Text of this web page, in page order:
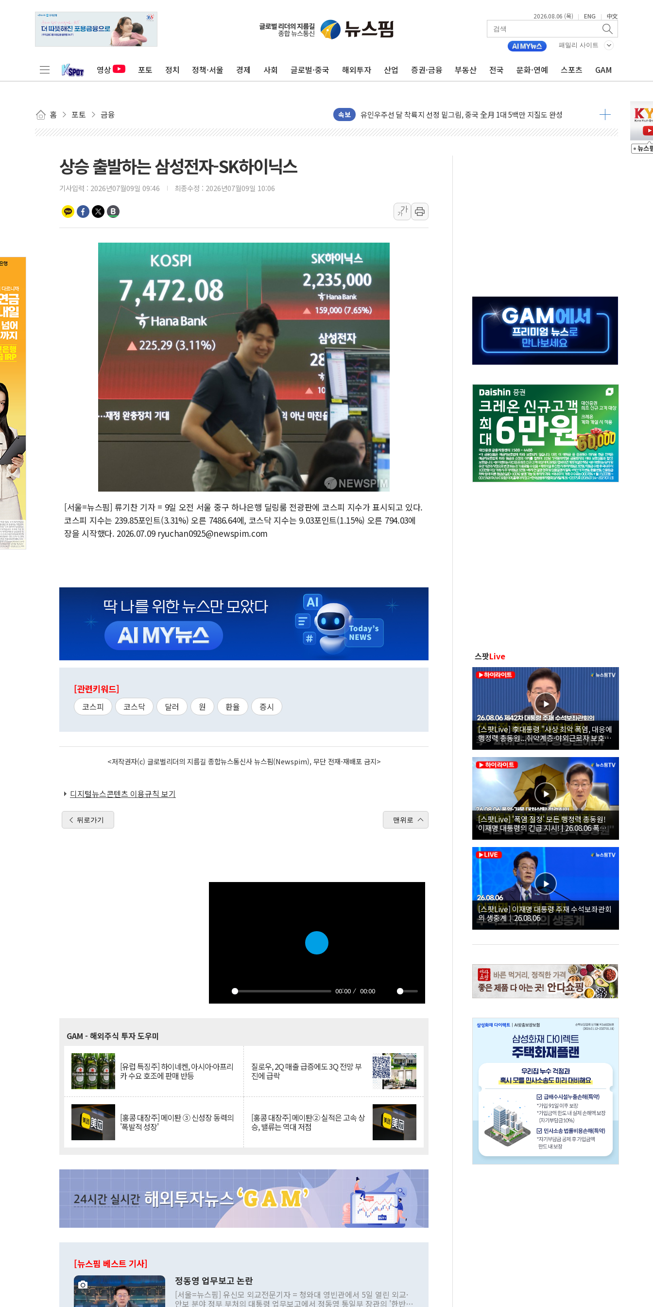
2026.08.06 (목) | ENG | 中文
패밀리 사이트
영상 포토 정치 정책·서울 경제 사회 글로벌·중국 해외투자 산업 증권·금융 부동산 전국 문화·연예 스포츠 GAM
홈 포토 금융 속보
뉴인텍, 하반기 '전력용 커패시터' 사업 확대
듀오백 정관영 대표, 자사주 추가 매입
경북도·대구시 '2차 공공기관 이전' 대응 '맞손'
서울 아파트값 0.26%↑…상승폭 커졌지만 고가주택 밀집된 강남·서초 둔화
CJ프레시웨이, 2분기 영업익 14.2% 감소…"온라인 사업으로 성장"
구리시 입주업종 확대…'현대 테라타워 구리갈매' 공급
KCC, 실적은 주춤했지만…'매출 절반' 실리콘 반등에 하반기 기대
정점식 "사관학교 통합 정치 프레임에 졸속 추진…'잼데믹' 안보까지 몰고 와"
장동혁 "李대통령 재판 재개해야 여론조사 51.9%…그것이 국민의 뜻"
日, 아키타에 일본 최대 규모의 AI 데이터센터 건설 추진
[종합] 李대통령 "취약계층 안부에 AI 활용…이주노동자 폭염 방치, 국격 훼손"
상승 출발하는 삼성전자-SK하이닉스
기사입력 : 2026년07월09일 09:46 최종수정 : 2026년07월09일 10:06
가
가
[서울=뉴스핌] 류기찬 기자 = 9일 오전 서울 중구 하나은행 딜링룸 전광판에 코스피 지수가 표시되고 있다.
코스피 지수는 239.85포인트(3.31%) 오른 7486.64에, 코스닥 지수는 9.03포인트(1.15%) 오른 794.03에
장을 시작했다. 2026.07.09 ryuchan0925@newspim.com
[관련키워드]
코스피 코스닥 달러 원 환율 증시
<저작권자(c) 글로벌리더의 지름길 종합뉴스통신사 뉴스핌(Newspim), 무단 전재-재배포 금지>
디지털뉴스콘텐츠 이용규칙 보기
뒤로가기 맨위로
Play
00:00 00:00
Mute
Play
GAM - 해외주식 투자 도우미
[유럽 특징주] 하이네켄, 아시아·아프리
카 수요 호조에 판매 반등
질로우, 2Q 매출 급증에도 3Q 전망 부
진에 급락
[홍콩 대장주] 메이퇀 ③ 신성장 동력의
'폭발적 성장'
[홍콩 대장주] 메이퇀② 실적은 고속 상
승, 밸류는 역대 저점
[뉴스핌 베스트 기사]
정동영 업무보고 논란
[서울=뉴스핌] 유신모 외교전문기자 = 청와대 영빈관에서 5일 열린 외교·
안보 분야 정부 부처의 대통령 업무보고에서 정동영 통일부 장관의 '한반도
스팟Live
[스팟Live] 李대통령 "사상 최악 폭염, 대응에
행정력 총동원...취약계층·야외근로자 보호에
힘써야"｜26.08.06 제42차 대통령 주재 수석
보좌관회의
[스팟Live] '폭염 절정' 모든 행정력 총동원!
이재명 대통령의 긴급 지시! | 26.08.06 폭염•
가뭄 대처상황 점검회의
[스팟Live] 이재명 대통령 주재 수석보좌관회
의 생중계｜26.08.06